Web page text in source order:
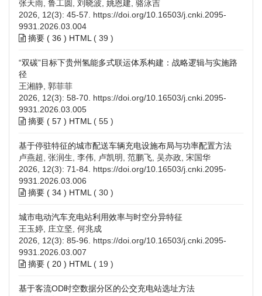
张天雨, 鲁工圆, 刘晓波, 姚恩建, 骆泳吉
2026, 12(3): 45-57. https://doi.org/10.16503/j.cnki.2095-
9931.2026.03.004
摘要 ( 36 ) HTML ( 39 )
“双碳”目标下贵州氢能多式联运体系构建：战略逻辑与实施路
径
王湘静, 郭菲菲
2026, 12(3): 58-70. https://doi.org/10.16503/j.cnki.2095-
9931.2026.03.005
摘要 ( 57 ) HTML ( 55 )
基于停驻特征的城市配送车辆充电设施布局与功率配置方法
卢燕超, 张润生, 李伟, 卢凯明, 范鹏飞, 吴亦政, 宋国华
2026, 12(3): 71-84. https://doi.org/10.16503/j.cnki.2095-
9931.2026.03.006
摘要 ( 34 ) HTML ( 30 )
城市电动汽车充电站利用效率与时空分异特征
王玉婷, 庄立坚, 何兆成
2026, 12(3): 85-96. https://doi.org/10.16503/j.cnki.2095-
9931.2026.03.007
摘要 ( 20 ) HTML ( 19 )
基于客流OD时空数据分区的公交充电站选址方法